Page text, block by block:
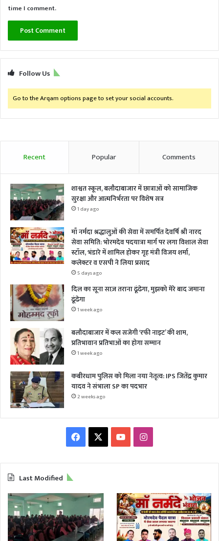
time I comment.
Follow Us
Go to the Arqam options page to set your social accounts.
Recent Popular Comments
शाश्वत स्कूल, बलौदाबाजार में छात्राओं को सामाजिक
सुरक्षा और आत्मनिर्भरता पर विशेष सत्र
1 day ago
माँ नर्मदा श्रद्धालुओं की सेवा में समर्पित देवर्षि श्री नारद
सेवा समिति: भोरमदेव पदयात्रा मार्ग पर लगा विशाल सेवा
स्टॉल, भंडारे में शामिल होकर गृह मंत्री विजय शर्मा,
कलेक्टर व एसपी ने लिया प्रसाद
5 days ago
दिल का सूना साज़ तराना ढूंढेगा, मुझको मेरे बाद जमाना
ढूंढेगा
1 week ago
बलौदाबाजार में कल सजेगी ‘रफी नाइट’ की शाम,
प्रतिभावान प्रतिभाओं का होगा सम्मान
1 week ago
कबीरधाम पुलिस को मिला नया नेतृत्व: IPS जितेंद्र कुमार
यादव ने संभाला SP का पदभार
2 weeks ago
Facebook YouTubeInstagram
Last Modified